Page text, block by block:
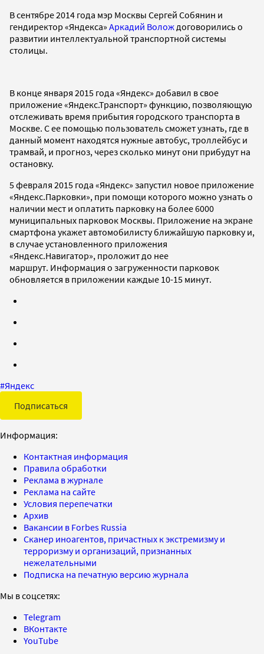
В сентябре 2014 года мэр Москвы Сергей Собянин и
гендиректор «Яндекса» Аркадий Волож договорились о
развитии интеллектуальной транспортной системы
столицы.
В конце января 2015 года «Яндекс» добавил в свое
приложение «Яндекс.Транспорт» функцию, позволяющую
отслеживать время прибытия городского транспорта в
Москве. С ее помощью пользователь сможет узнать, где в
данный момент находятся нужные автобус, троллейбус и
трамвай, и прогноз, через сколько минут они прибудут на
остановку.
5 февраля 2015 года «Яндекс» запустил новое приложение
«Яндекс.Парковки», при помощи которого можно узнать о
наличии мест и оплатить парковку на более 6000
муниципальных парковок Москвы. Приложение на экране
смартфона укажет автомобилисту ближайшую парковку и,
в случае установленного приложения
«Яндекс.Навигатор», проложит до нее
маршрут. Информация о загруженности парковок
обновляется в приложении каждые 10-15 минут.
#Яндекс
Подписаться
Информация:
Контактная информация
Правила обработки
Реклама в журнале
Реклама на сайте
Условия перепечатки
Архив
Вакансии в Forbes Russia
Сканер иноагентов, причастных к экстремизму и
терроризму и организаций, признанных
нежелательными
Подписка на печатную версию журнала
Мы в соцсетях:
Telegram
ВКонтакте
YouTube